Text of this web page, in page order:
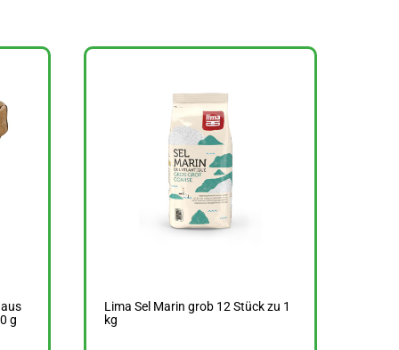
g
Lima Sel Marin grob 12 Stück zu 1
kg